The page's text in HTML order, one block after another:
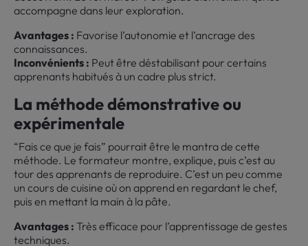
accompagne dans leur exploration.
Avantages : Favorise l’autonomie et l’ancrage des
connaissances.
Inconvénients : Peut être déstabilisant pour certains
apprenants habitués à un cadre plus strict.
La méthode démonstrative ou
expérimentale
“Fais ce que je fais” pourrait être le mantra de cette
méthode. Le formateur montre, explique, puis c’est au
tour des apprenants de reproduire. C’est un peu comme
un cours de cuisine où on apprend en regardant le chef,
puis en mettant la main à la pâte.
Avantages : Très efficace pour l’apprentissage de gestes
techniques.